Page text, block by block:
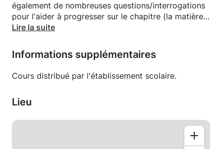
également de nombreuses questions/interrogations
pour l'aider à progresser sur le chapitre (la matière)
ciblé.
J'aborde les choses de façon a permettre a l'élève
de progresser doucement et avec une meilleure
compréhension de la chimie.
Lire la suite
Informations supplémentaires
Cours distribué par l'établissement scolaire.
Lieu